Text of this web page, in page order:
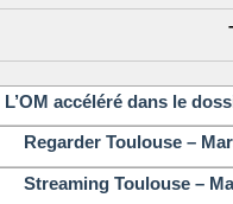
L’OM accéléré dans le
Regarder Toulouse –
Streaming Toulouse –